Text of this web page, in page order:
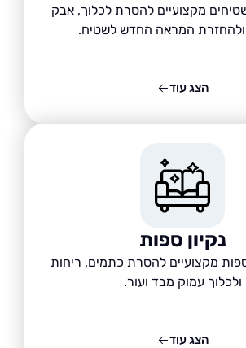
מקצועיים להסרת לכלוך, אבק
המראה החדש לשטיח.
ספות
להסרת כתמים, ריחות
מבד ועור.